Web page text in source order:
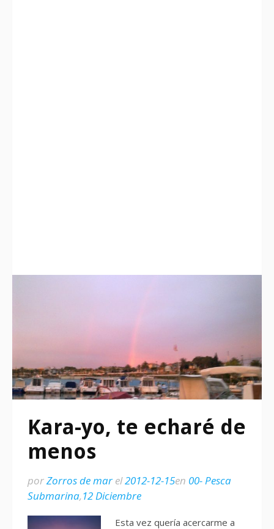
Kara-yo, te echaré de
menos
porZorros de marel2012-12-15en 00- Pesca
Submarina,12 Diciembre
Esta vez quería acercarme a